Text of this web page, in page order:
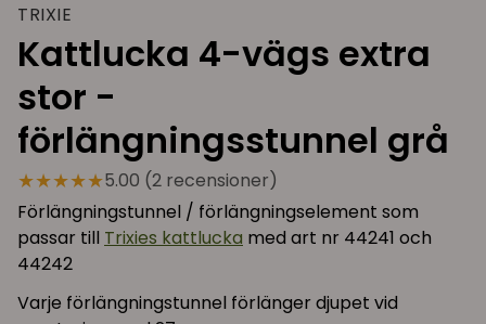
TRIXIE
Kattlucka 4-vägs extra
stor -
förlängningsstunnel grå
★★★★★5.00 (2 recensioner)
Förlängningstunnel / förlängningselement som
passar till Trixies kattlucka med art nr 44241 och
44242
Varje förlängningstunnel förlänger djupet vid